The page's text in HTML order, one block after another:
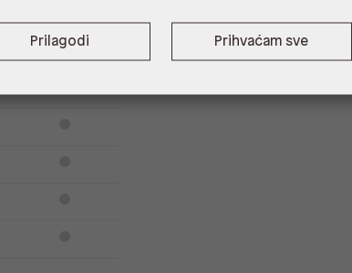
Prilagodi Prihvaćam sve